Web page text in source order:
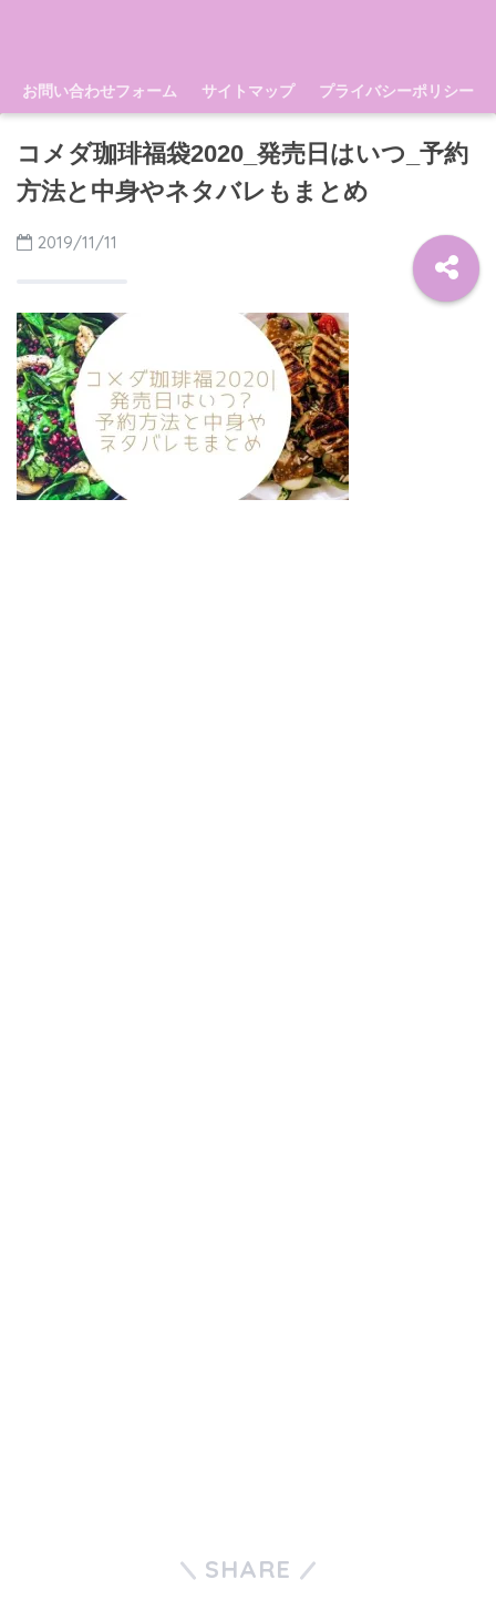
お問い合わせフォーム サイトマップ プライバシーポリシー
コメダ珈琲福袋2020_発売日はいつ_予約
方法と中身やネタバレもまとめ
2019/11/11
SHARE